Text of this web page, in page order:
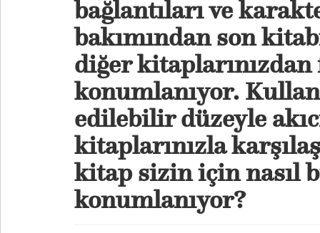
bağlantıları ve
bakımından son
diğer
konumlanıyor.
edilebilir düzeyle
kitaplarınızla
kitap sizin için nasıl
konumlanıyor?